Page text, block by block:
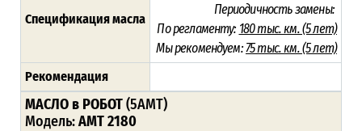
Спецификация масла
Периодичность замены:
По регламенту: 180 тыс. км. (5 лет)
Мы рекомендуем:75 тыс. км. (5 лет)
Рекомендация
МАСЛО в РОБОТ(5AMT)
Модель:AMT 2180